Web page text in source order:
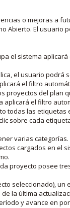
o mejoras a
Abierto. El
el sistema
el usuario
el filtro
del plan
aplicará el filtro
las
sobre cada
varias categorías.
cargados en el
proyecto posee
seleccionado),
la última
y avance en